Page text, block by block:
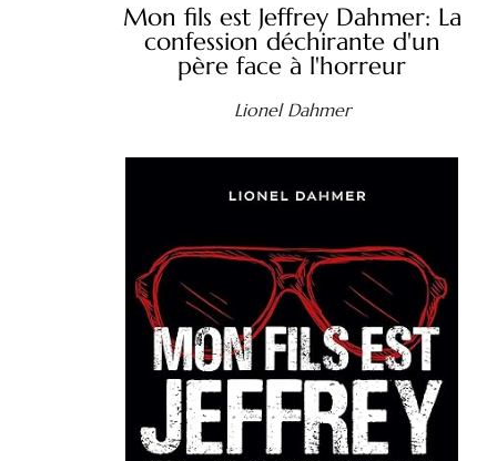
Mon fils est Jeffrey Dahmer: La
confession déchirante d'un
père face à l'horreur
Lionel Dahmer